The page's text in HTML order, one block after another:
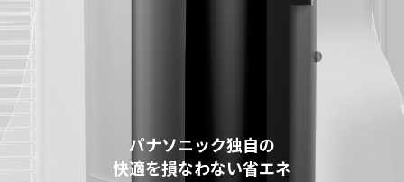
パナソニック独自の
快適を損なわない省エネ